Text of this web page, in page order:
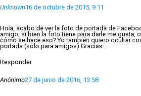
Unknown16 de octubre de 2015, 9:11
Hola, acabo de ver la foto de portada de
amigo, si bien la foto tiene para darle me gusta,
cómo se hace eso? Yo también quiero ocultar
portada (sólo para amigos) Gracias.
Responder
Anónimo27 de junio de 2016, 13:58